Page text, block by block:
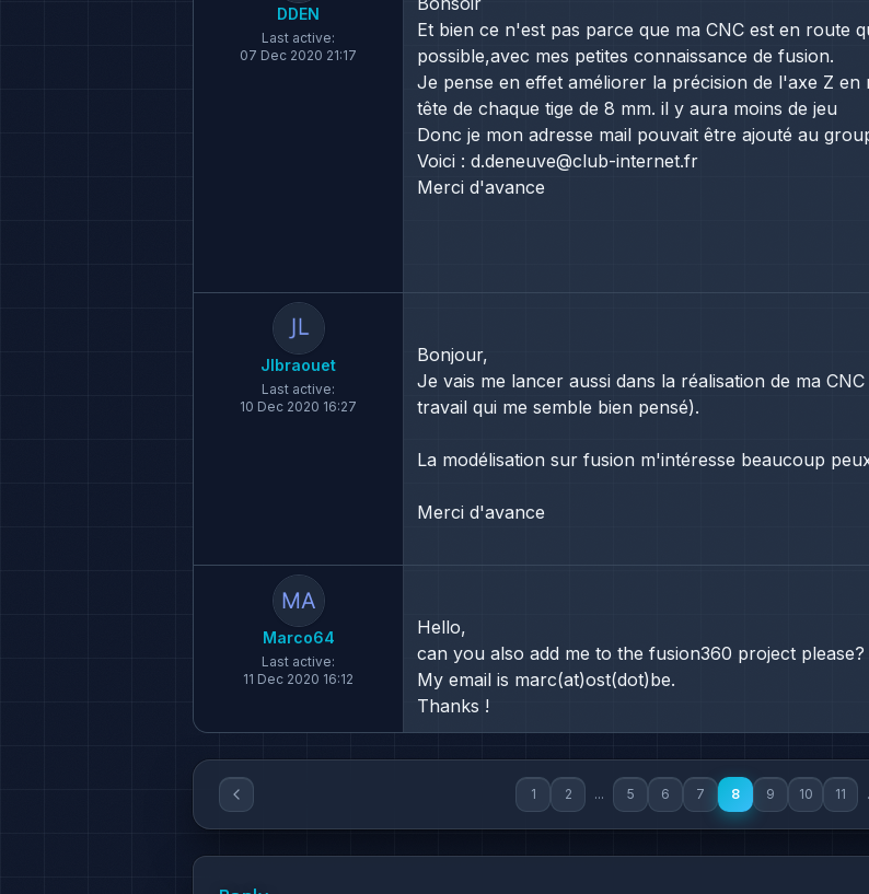
DDEN
Last active:
07 Dec 2020 21:17
Et bien ce n'est pas parce que ma CNC est en route
possible,avec mes petites connaissance de fusion.
Je pense en effet améliorer la précision de l'axe Z
tête de chaque tige de 8 mm. il y aura moins de jeu
Donc je mon adresse mail pouvait être ajouté au
Voici : d.deneuve@club-internet.fr
Merci d'avance
Jlbraouet
Last active:
10 Dec 2020 16:27
Bonjour,
Je vais me lancer aussi dans la réalisation de ma
travail qui me semble bien pensé).
La modélisation sur fusion m'intéresse beaucoup
Merci d'avance
Marco64
Last active:
11 Dec 2020 16:12
Hello,
can you also add me to the fusion360 project please?
My email is marc(at)ost(dot)be.
Thanks !
1 2 ... 5 6 7 8 9 10 11